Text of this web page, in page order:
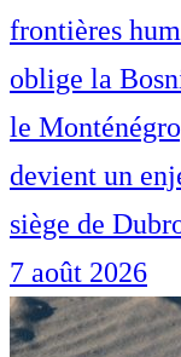
frontières
oblige la
le
devient un
siège de
7 août 2026